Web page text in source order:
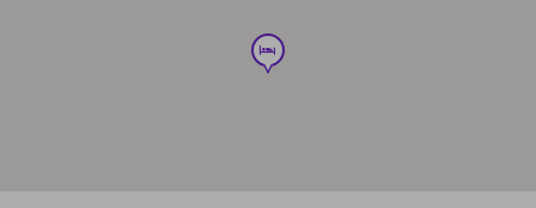
hotel